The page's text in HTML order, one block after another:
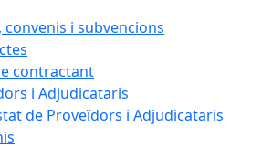
convenis i subvencions
contractant
i Adjudicataris
de Proveïdors i Adjudicataris